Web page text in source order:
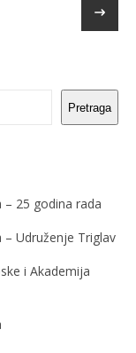
Pretraga
– 25 godina rada
– Udruženje Triglav
i Akademija